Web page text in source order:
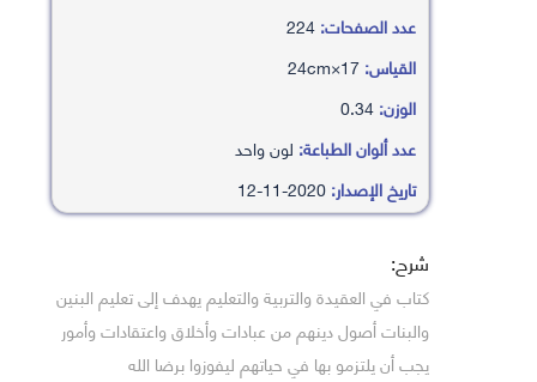
عدد الصفحات:
القياس:
الوزن:
عدد ألوان الطباعة: لون واحد
تاريخ الإصدار:
شرح:
كتاب في العقيدة والتربية والتعليم يهدف إلى تعليم البنين
والبنات أصول دينهم من عبادات وأخلاق واعتقادات وأمور
يجب أن يلتزمو بها في حياتهم ليفوزوا برضا الله